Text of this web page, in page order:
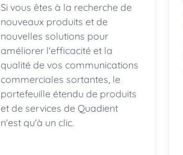
Si vous êtes à la recherche de
nouveaux produits et de
nouvelles solutions pour
améliorer l'efficacité et la
qualité de vos communications
commerciales sortantes, le
portefeuille étendu de produits
et de services de Quadient
n'est qu'à un clic.